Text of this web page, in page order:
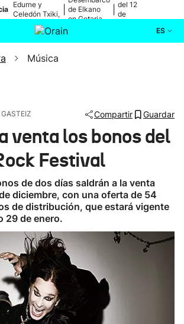
Edurne y
Celedón Txiki,
en directo
de Elkano
en Getaria
del 12
de
ES
Actualidad
Ikusmiran
Eguraldia
Música
Compartir Guardar
venta los bonos del
Festival
de dos días saldrán a la venta
diciembre, con una oferta de 54
de distribución, que estará vigente
29 de enero.